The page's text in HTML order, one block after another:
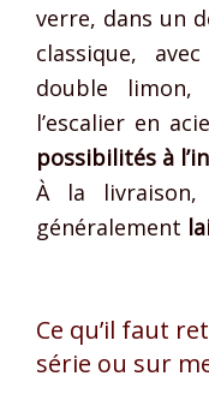
verre, dans un
classique,
double limon,
l’escalier en
possibilités à
À la livraison,
généralement
Ce qu’il faut
série ou sur